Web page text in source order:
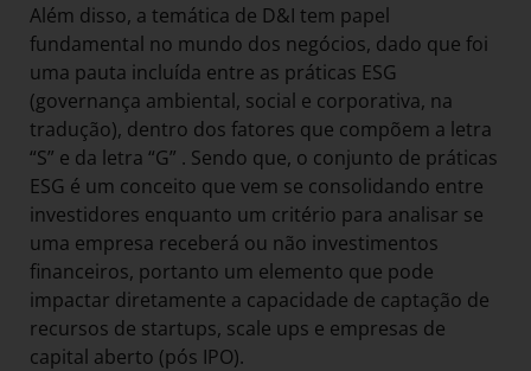
Além disso, a temática de D&I tem papel
fundamental no mundo dos negócios, dado que foi
uma pauta incluída entre as práticas ESG
(governança ambiental, social e corporativa, na
tradução), dentro dos fatores que compõem a letra
“S” e da letra “G” . Sendo que, o conjunto de práticas
ESG é um conceito que vem se consolidando entre
investidores enquanto um critério para analisar se
uma empresa receberá ou não investimentos
financeiros, portanto um elemento que pode
impactar diretamente a capacidade de captação de
recursos de startups, scale ups e empresas de
capital aberto (pós IPO).